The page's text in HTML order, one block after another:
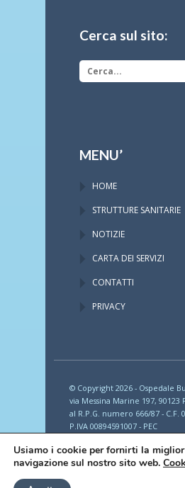
Cerca sul sito:
MENU’
HOME
STRUTTURE SANITARIE
NOTIZIE
CARTA DEI SERVIZI
CONTATTI
PRIVACY
© Copyright 2026 - Ospedale
via Messina Marine 197,
al R.P.G. numero 666/87 - C.F.
P.IVA 00894591007 - PEC
Usiamo i cookie per fornirti la miglior
navigazione sul nostro sito web.